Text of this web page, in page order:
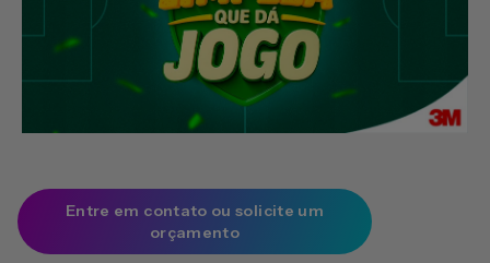
Entre em contato ou solicite um
orçamento